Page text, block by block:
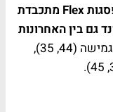
פסגות Flex מתכבדת
גם בין האחרונות
(45, 43) כך גם פסגות גמישה (44, 35),